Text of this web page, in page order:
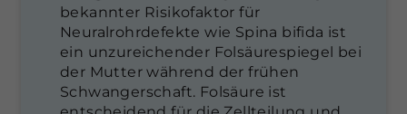
bekannter Risikofaktor für
Neuralrohrdefekte wie Spina bifida ist
ein unzureichender Folsäurespiegel bei
der Mutter während der frühen
Schwangerschaft. Folsäure ist